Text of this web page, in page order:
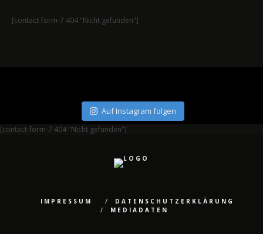
[contact-form-7 404 "Nicht gefunden"]
Auf Instagram folgen
[contact-form-7 404 "Nicht gefunden"]
IMPRESSUM
DATENSCHUTZERKLÄRUNG
MEDIADATEN